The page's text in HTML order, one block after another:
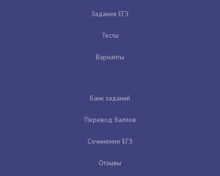
Задания ЕГЭ
Тесты
Варианты
Банк заданий
Перевод баллов
Сочинение ЕГЭ
Отзывы